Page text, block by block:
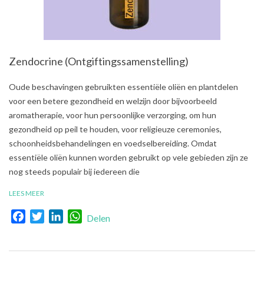
Zendocrine (Ontgiftingssamenstelling)
2021-
Oude beschavingen gebruikten essentiële oliën en plantdelen
voor een betere gezondheid en welzijn door bijvoorbeeld
aromatherapie, voor hun persoonlijke verzorging, om hun
gezondheid op peil te houden, voor religieuze ceremonies,
schoonheidsbehandelingen en voedselbereiding. Omdat
essentiële oliën kunnen worden gebruikt op vele gebieden zijn ze
nog steeds populair bij iedereen die
LEES MEER
FacebookTwitterLinkedInWhatsApp
Delen